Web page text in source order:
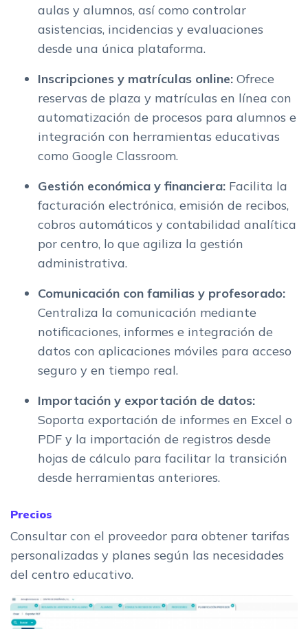
aulas y alumnos, así como controlar
asistencias, incidencias y evaluaciones
desde una única plataforma.
Inscripciones y matrículas online: Ofrece
reservas de plaza y matrículas en línea con
automatización de procesos para alumnos e
integración con herramientas educativas
como Google Classroom.
Gestión económica y financiera: Facilita la
facturación electrónica, emisión de recibos,
cobros automáticos y contabilidad analítica
por centro, lo que agiliza la gestión
administrativa.
Comunicación con familias y profesorado:
Centraliza la comunicación mediante
notificaciones, informes e integración de
datos con aplicaciones móviles para acceso
seguro y en tiempo real.
Importación y exportación de datos:
Soporta exportación de informes en Excel o
PDF y la importación de registros desde
hojas de cálculo para facilitar la transición
desde herramientas anteriores.
Precios
Consultar con el proveedor para obtener tarifas
personalizadas y planes según las necesidades
del centro educativo.